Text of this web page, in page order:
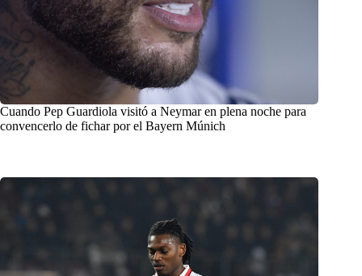
Cuando Pep Guardiola visitó a Neymar en plena noche para
convencerlo de fichar por el Bayern Múnich